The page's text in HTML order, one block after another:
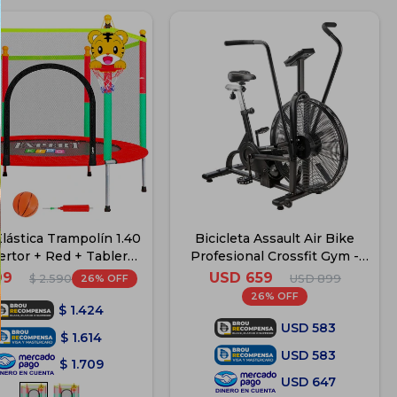
Trampolín 1.40
+ Red + Tablero
+ Pelota + Inflador -
$ 2.590 26
$ 1.424
$ 1.614
$ 1.709
Bicicleta Assault Air Bike
Profesional Crossfit Gym -
Negro
USD 659 USD 899
26
USD 583
USD 583
USD 647